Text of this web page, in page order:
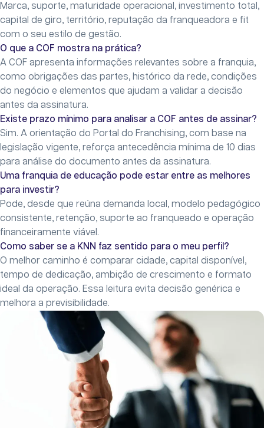
Marca, suporte, maturidade operacional, investimento total,
capital de giro, território, reputação da franqueadora e fit
com o seu estilo de gestão.
O que a COF mostra na prática?
A COF apresenta informações relevantes sobre a franquia,
como obrigações das partes, histórico da rede, condições
do negócio e elementos que ajudam a validar a decisão
antes da assinatura.
Existe prazo mínimo para analisar a COF antes de assinar?
Sim. A orientação do Portal do Franchising, com base na
legislação vigente, reforça antecedência mínima de 10 dias
para análise do documento antes da assinatura.
Uma franquia de educação pode estar entre as melhores
para investir?
Pode, desde que reúna demanda local, modelo pedagógico
consistente, retenção, suporte ao franqueado e operação
financeiramente viável.
Como saber se a KNN faz sentido para o meu perfil?
O melhor caminho é comparar cidade, capital disponível,
tempo de dedicação, ambição de crescimento e formato
ideal da operação. Essa leitura evita decisão genérica e
melhora a previsibilidade.